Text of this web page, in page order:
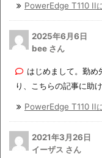
PowerEdge T110 II
2025年6月6日
bee さん
はじめまして。勤
り、こちらの記事に助
PowerEdge T110 II
2021年3月26日
イーザス さん